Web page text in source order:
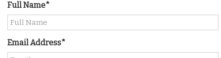
Full Name*
Email Address*